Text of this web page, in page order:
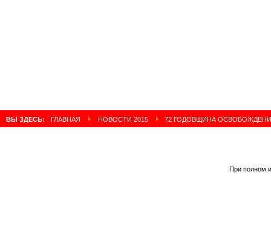
ВЫ ЗДЕСЬ: ГЛАВНАЯ НОВОСТИ 2015 72 ГОДОВЩИНА
При полном